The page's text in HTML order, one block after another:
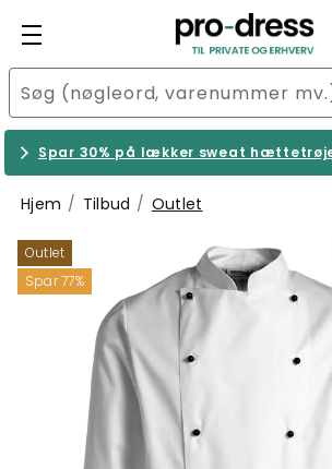
Spar 30% på lækker sweat
Hjem Tilbud Outlet
Outlet
Spar 77%